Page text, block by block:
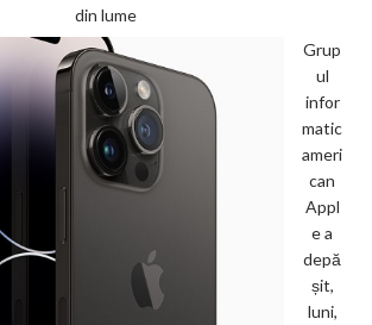
din lume
Grup
ul
infor
matic
ameri
can
Appl
e a
depă
șit,
luni,